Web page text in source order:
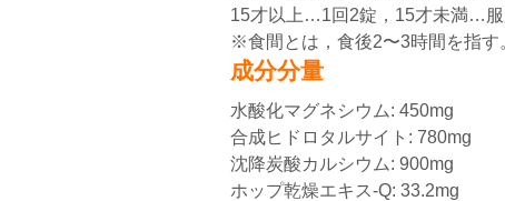
15才以上…1回2錠，15才未満…服
※食間とは，食後2〜3時間を指す
成分分量
水酸化マグネシウム: 450mg
合成ヒドロタルサイト: 780mg
沈降炭酸カルシウム: 900mg
ホップ乾燥エキス-Q: 33.2mg